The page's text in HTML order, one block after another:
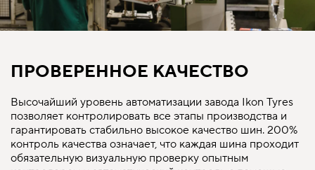
ПРОВЕРЕННОЕ КАЧЕСТВО
Высочайший уровень автоматизации завода Ikon Tyres
позволяет контролировать все этапы производства и
гарантировать стабильно высокое качество шин. 200%
контроль качества означает, что каждая шина проходит
обязательную визуальную проверку опытным